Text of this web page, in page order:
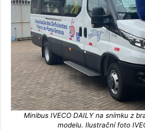
Minibus IVECO DAILY na snímku z
modelu. Ilustrační foto